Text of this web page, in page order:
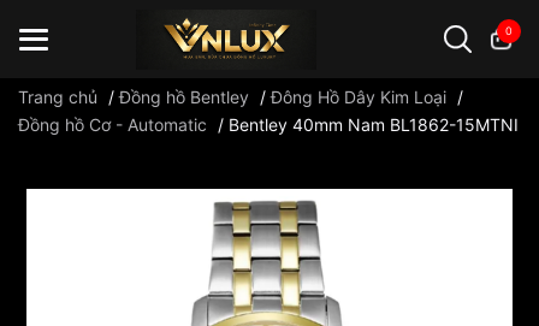
0
Trang chủ /Đồng hồ Bentley /Đông Hồ Dây Kim Loại /
Đồng hồ Cơ - Automatic
/ Bentley 40mm Nam BL1862-15MTNI